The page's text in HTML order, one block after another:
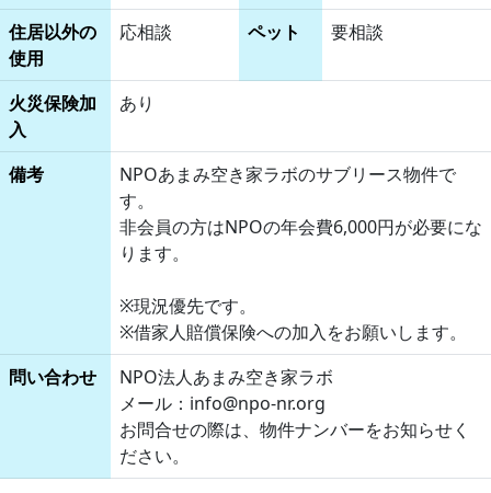
住居以外の
使用
応相談 ペット 要相談
火災保険加
入
あり
備考
NPOあまみ空き家ラボのサブリース物件で
す。
非会員の方はNPOの年会費6,000円が必要にな
ります。
※現況優先です。
※借家人賠償保険への加入をお願いします。
問い合わせ
NPO法人あまみ空き家ラボ
メール：info@npo-nr.org
お問合せの際は、物件ナンバーをお知らせく
ださい。